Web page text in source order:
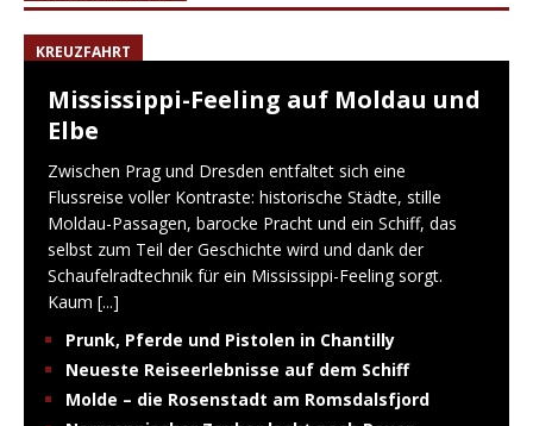
KREUZFAHRT
Mississippi-Feeling auf Moldau und
Elbe
Zwischen Prag und Dresden entfaltet sich eine
Flussreise voller Kontraste: historische Städte, stille
Moldau-Passagen, barocke Pracht und ein Schiff, das
selbst zum Teil der Geschichte wird und dank der
Schaufelradtechnik für ein Mississippi-Feeling sorgt.
Kaum [...]
Prunk, Pferde und Pistolen in Chantilly
Neueste Reiseerlebnisse auf dem Schiff
Molde – die Rosenstadt am Romsdalsfjord